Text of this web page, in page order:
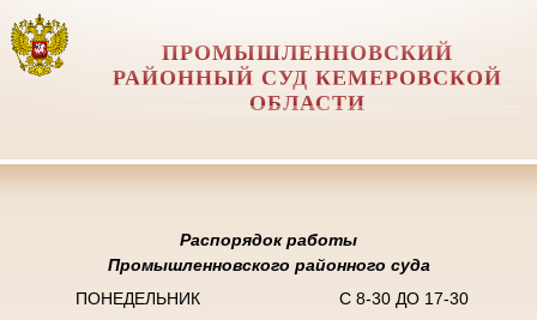
ПРОМЫШЛЕННОВСКИЙ
РАЙОННЫЙ СУД КЕМЕРОВСКОЙ
ОБЛАСТИ
Распорядок работы
Промышленновского районного суда
ПОНЕДЕЛЬНИК
С 8-30 ДО 17-30